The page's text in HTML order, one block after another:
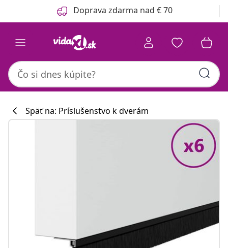
Predchádzajúce Doprava zdarma nad € 70
Späť na: Príslušenstvo k dverám